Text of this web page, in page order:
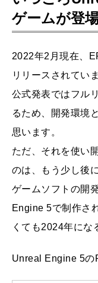
ゲームが登
2022年2月現在、
リリースされてい
公式発表ではフル
るため、開発環境
思います。
ただ、それを使い
のは、もう少し後
ゲームソフトの開
Engine 5で制作さ
くても2024年にな
Unreal Engine 5の